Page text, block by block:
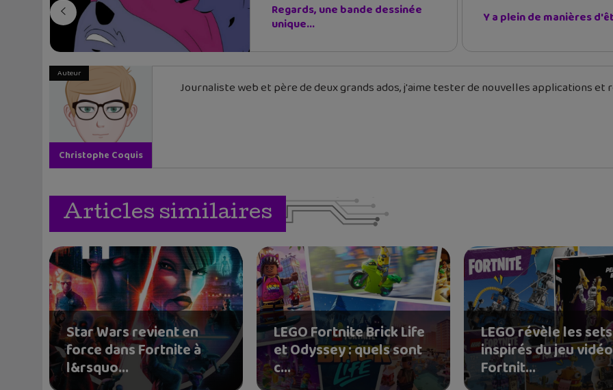
Regards, une bande dessinée
unique...
Y a plein de manières
Auteur
Christophe Coquis
Journaliste web et père de deux grands ados, j'aime tester de nouvelles applications
Articles similaires
Star Wars revient en
force dans Fortnite à
l&rsquo...
LEGO Fortnite Brick Life
et Odyssey : quels sont
c...
LEGO révèle les sets
inspirés du jeu vidéo
Fortnit...